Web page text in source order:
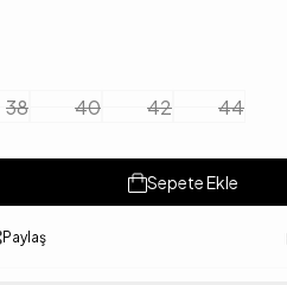
38 40 42 44
Sepete Ekle
Paylaş